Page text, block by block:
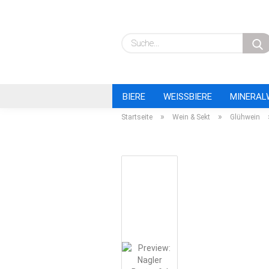
BIERE WEISSBIERE
TAGUNGSGETRÄNKE
Startseite » Wein & Sekt » Glühwein